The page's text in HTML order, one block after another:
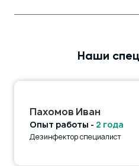
Наши
Пахомов Иван
Опыт работы - 2 года
Дезинфектор специалист